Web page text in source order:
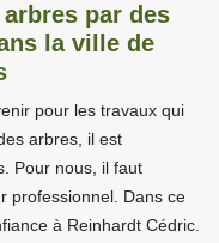
par des
la ville de
pour les travaux qui
arbres, il est
Pour nous, il faut
professionnel. Dans ce
à Reinhardt Cédric.